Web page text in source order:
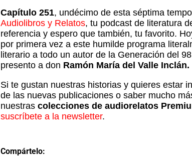
Capítulo 251, undécimo de esta séptima
Audiolibros y Relatos, tu podcast de literatura
referencia y espero que también, tu favorito.
por primera vez a este humilde programa
literario a todo un autor de la Generación del
presento a don Ramón María del Valle Inclán.
Si te gustan nuestras historias y quieres estar
de las nuevas publicaciones o saber mucho
nuestras colecciones de audiorelatos
suscríbete a la newsletter.
Compártelo: